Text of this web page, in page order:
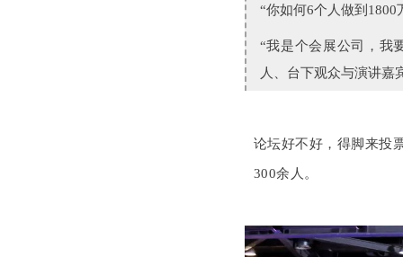
“你如何6个人做到1800
“我是个会展公司，我
人、台下观众与演讲嘉
论坛好不好，得脚来投
300余人。